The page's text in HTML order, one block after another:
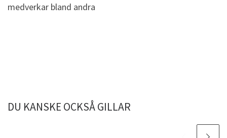
medverkar bland andra
DU KANSKE OCKSÅ GILLAR